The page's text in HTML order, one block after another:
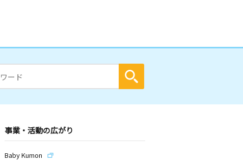
事業・活動の広がり
Baby Kumon